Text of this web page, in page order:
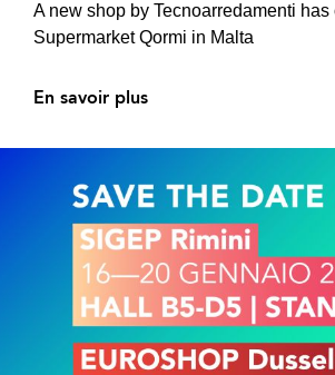
A new shop by Tecnoarredamenti
Supermarket Qormi in Malta
En savoir plus